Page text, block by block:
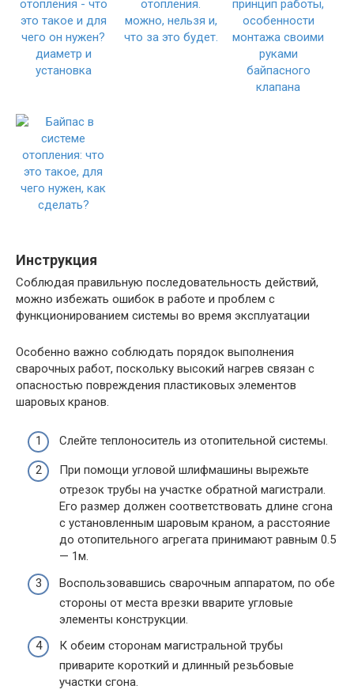
Инструкция
Соблюдая правильную последовательность действий,
можно избежать ошибок в работе и проблем с
функционированием системы во время эксплуатации
Особенно важно соблюдать порядок выполнения
сварочных работ, поскольку высокий нагрев связан с
опасностью повреждения пластиковых элементов
шаровых кранов.
Слейте теплоноситель из отопительной системы.
При помощи угловой шлифмашины вырежьте
отрезок трубы на участке обратной магистрали.
Его размер должен соответствовать длине сгона
с установленным шаровым краном, а расстояние
до отопительного агрегата принимают равным 0.5
— 1м.
Воспользовавшись сварочным аппаратом, по обе
стороны от места врезки вварите угловые
элементы конструкции.
К обеим сторонам магистральной трубы
приварите короткий и длинный резьбовые
участки сгона.